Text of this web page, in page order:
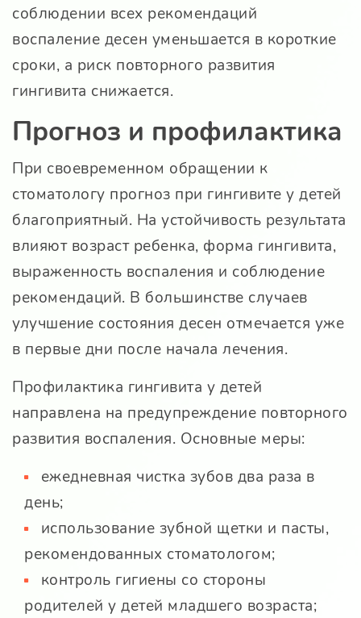
соблюдении всех рекомендаций
воспаление десен уменьшается в короткие
сроки, а риск повторного развития
гингивита снижается.
Прогноз и профилактика
При своевременном обращении к
стоматологу прогноз при гингивите у детей
благоприятный. На устойчивость результата
влияют возраст ребенка, форма гингивита,
выраженность воспаления и соблюдение
рекомендаций. В большинстве случаев
улучшение состояния десен отмечается уже
в первые дни после начала лечения.
Профилактика гингивита у детей
направлена на предупреждение повторного
развития воспаления. Основные меры:
ежедневная чистка зубов два раза в
день;
использование зубной щетки и пасты,
рекомендованных стоматологом;
контроль гигиены со стороны
родителей у детей младшего возраста;